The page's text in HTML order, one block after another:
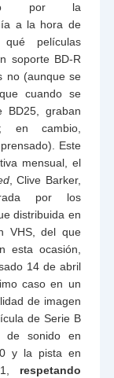
por la
a la hora de
qué películas
soporte BD-R
no (aunque se
cuando se
BD25, graban
en cambio,
Este
mensual, el
, Clive Barker,
por los
distribuida en
VHS, del que
esta ocasión,
14 de abril
caso en un
de imagen
de Serie B
de sonido en
y la pista en
respetando